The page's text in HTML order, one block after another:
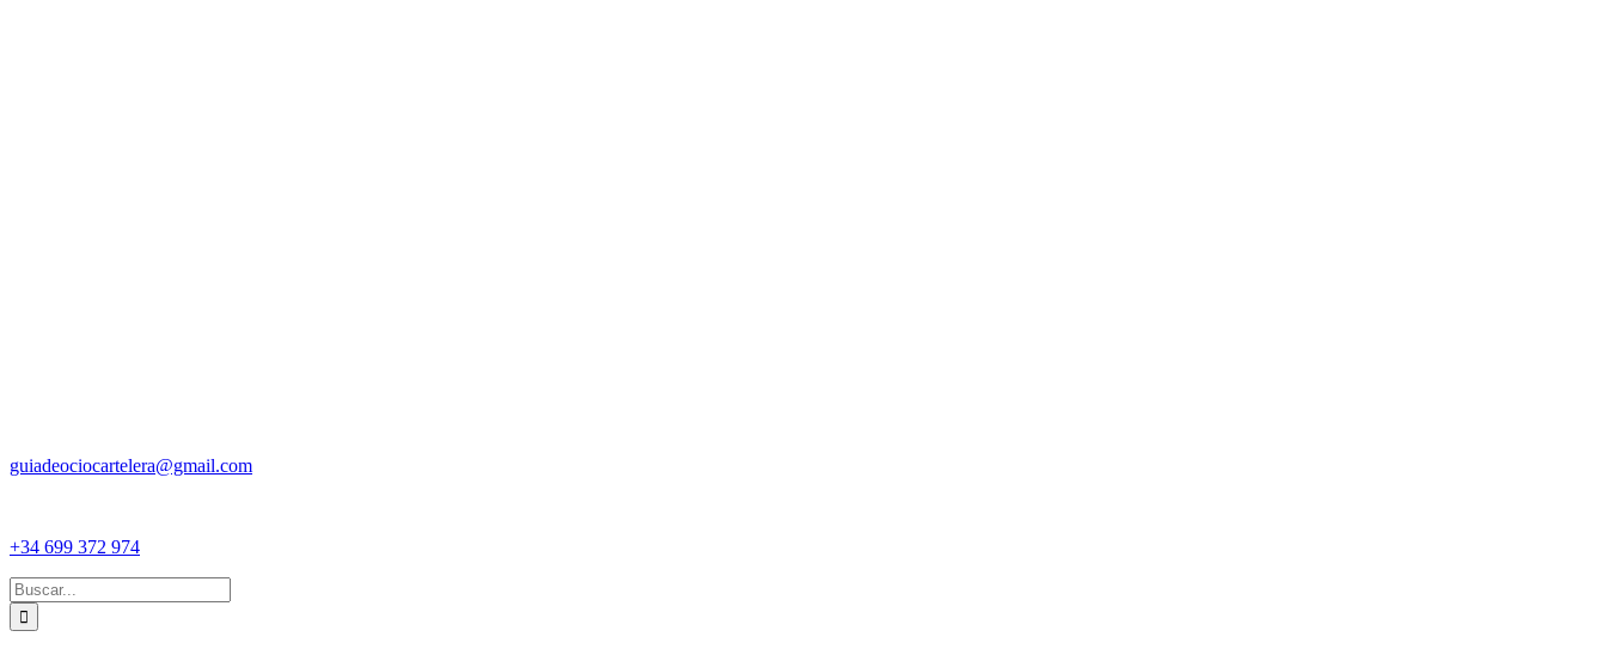
guiadeociocartelera@gmail.com
+34 699 372 974
Buscar: